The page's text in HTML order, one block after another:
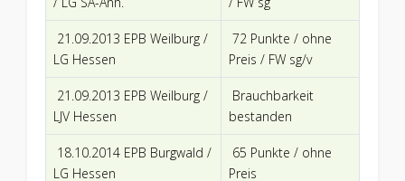
21.09.2013 EPB Weilburg /
LG Hessen
72 Punkte / ohne
Preis / FW sg/v
21.09.2013 EPB Weilburg /
LJV Hessen
Brauchbarkeit
bestanden
18.10.2014 EPB Burgwald /
LG Hessen
65 Punkte / ohne
Preis